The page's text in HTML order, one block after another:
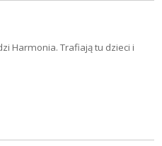
Harmonia. Trafiają tu dzieci i